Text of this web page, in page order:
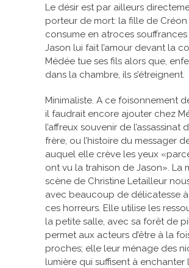
Le désir est par ailleurs
porteur de mort: la fille de Créon
consume en atroces
Jason lui fait l’amour devant la
Médée tue ses fils alors que,
dans la chambre, ils s’étreignent.
Minimaliste. A ce foisonnement
il faudrait encore ajouter chez
l’affreux souvenir de l’assassinat
frère, ou l’histoire du messager
auquel elle crève les yeux
ont vu la trahison de Jason». La
scène de Christine Letailleur
avec beaucoup de délicatesse
ces horreurs. Elle utilise les
la petite salle, avec sa forêt de
permet aux acteurs d’être à la
proches; elle leur ménage des
lumière qui suffisent à enchanter